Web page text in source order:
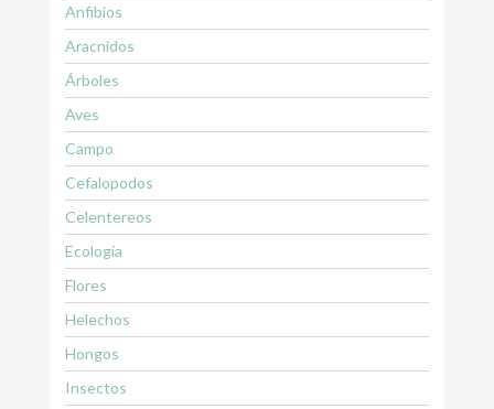
Anfibios
Aracnidos
Árboles
Aves
Campo
Cefalopodos
Celentereos
Ecología
Flores
Helechos
Hongos
Insectos